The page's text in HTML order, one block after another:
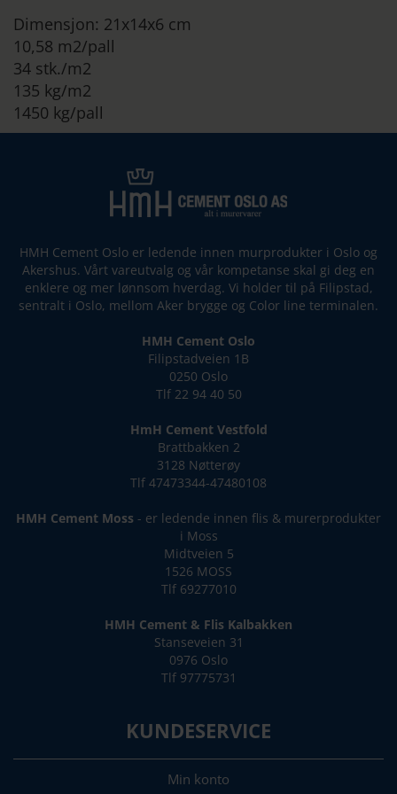
Dimensjon: 21x14x6 cm
10,58 m2/pall
34 stk./m2
135 kg/m2
1450 kg/pall
HMH Cement Oslo er ledende innen murprodukter i Oslo og
Akershus. Vårt vareutvalg og vår kompetanse skal gi deg en
enklere og mer lønnsom hverdag. Vi holder til på Filipstad,
sentralt i Oslo, mellom Aker brygge og Color line terminalen.
HMH Cement Oslo
Filipstadveien 1B
0250 Oslo
Tlf 22 94 40 50
HmH Cement Vestfold
Brattbakken 2
3128 Nøtterøy
Tlf 47473344-47480108
HMH Cement Moss - er ledende innen flis & murerprodukter
i Moss
Midtveien 5
1526 MOSS
Tlf 69277010
HMH Cement & Flis Kalbakken
Stanseveien 31
0976 Oslo
Tlf 97775731
KUNDESERVICE
Min konto